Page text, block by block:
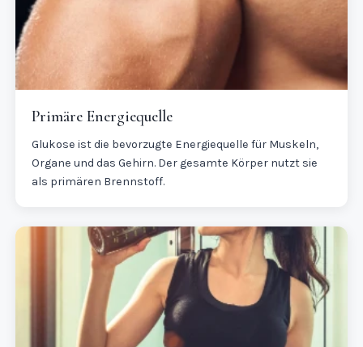
Primäre Energiequelle
Glukose ist die bevorzugte Energiequelle für Muskeln,
Organe und das Gehirn. Der gesamte Körper nutzt sie
als primären Brennstoff.